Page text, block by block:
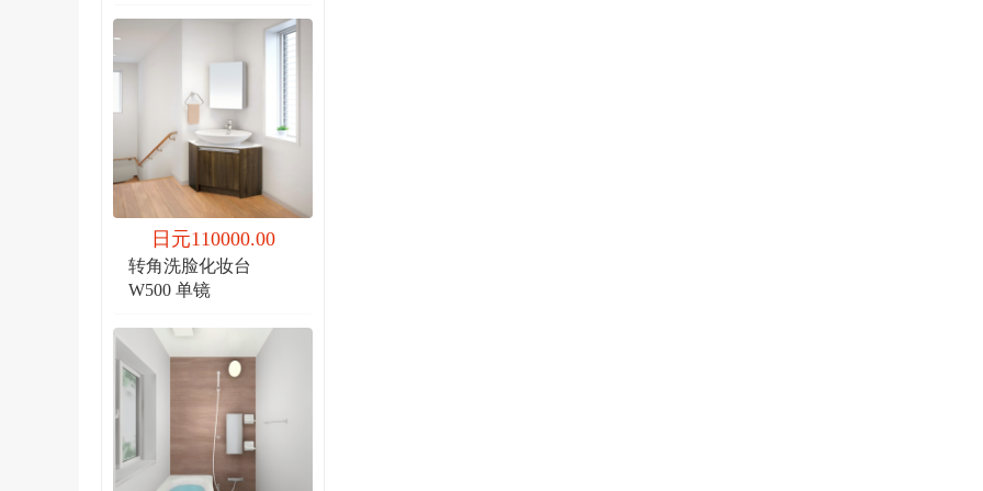
日元110000.00
转角洗脸化妆台
W500 单镜